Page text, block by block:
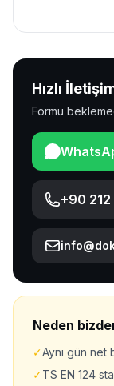
Hızlı
Formu
+90
Neden
✓Aynı gün net
✓TS EN 124